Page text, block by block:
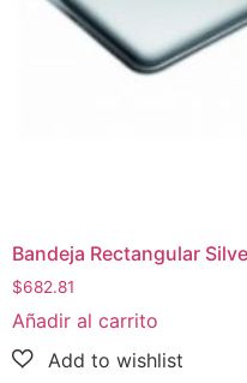
Bandeja Rectangular
$682.81
Añadir al carrito